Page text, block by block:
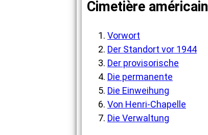
Cimetière américain
Vorwort
Der Standort vor 1944
Der provisorische
Die permanente
Die Einweihung
Von Henri-Chapelle
Die Verwaltung